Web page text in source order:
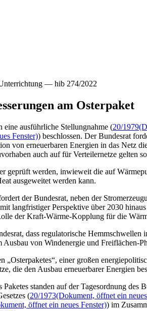
— hib 274/2022
am Osterpaket
ausführliche Stellungnahme (20/1979
Fenster)) beschlossen. Der Bundesrat
von erneuerbaren Energien in das Netz
auch auf für Verteilernetze gelten
geprüft werden, inwieweit die auf
ausgeweitet werden kann.
der Bundesrat, neben der
langfristiger Perspektive über 2030
der Kraft-Wärme-Kopplung für die
dass regulatorische
von Windenergie und Freiflächen-
„Osterpaketes“, einer großen
die den Ausbau erneuerbarer Energien
standen auf der Tagesordnung des
(20/1973(Dokument, öffnet ein
öffnet ein neues Fenster)) im